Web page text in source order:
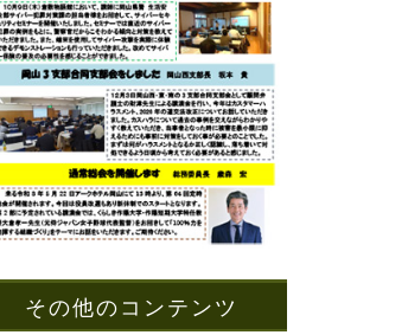
その他のコンテンツ